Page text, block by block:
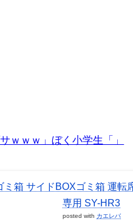
ｗｗｗ」ぼく小学生「」
ミ箱 サイドBOXゴミ箱 運転
専用 SY-HR3
posted with カエレバ